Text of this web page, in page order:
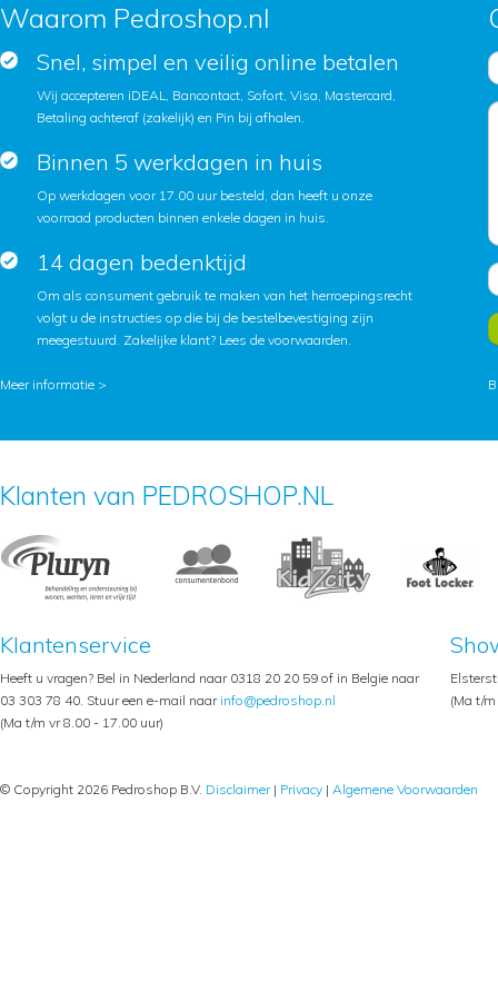
Waarom Pedroshop.nl
Snel, simpel en veilig online betalen
Wij accepteren iDEAL, Bancontact, Sofort, Visa, Mastercard,
Betaling achteraf (zakelijk) en Pin bij afhalen.
Binnen 5 werkdagen in huis
Op werkdagen voor 17.00 uur besteld, dan heeft u onze
voorraad producten binnen enkele dagen in huis.
14 dagen bedenktijd
Om als consument gebruik te maken van het herroepingsrecht
volgt u de instructies op die bij de bestelbevestiging zijn
meegestuurd. Zakelijke klant? Lees de voorwaarden.
Meer informatie >
Klanten van PEDROSHOP.NL
Klantenservice
Heeft u vragen? Bel in Nederland naar 0318 20 20 59 of in Belgie naar
03 303 78 40. Stuur een e-mail naar info@pedroshop.nl
(Ma t/m vr 8.00 - 17.00 uur)
(Ma t/
© Copyright 2026 Pedroshop B.V. Disclaimer| Privacy | Algemene Voorwaarden